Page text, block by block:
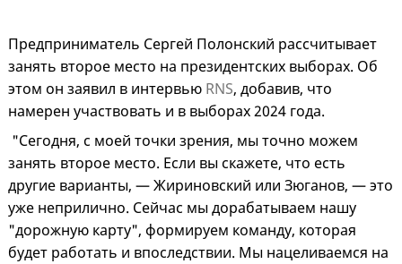
Предприниматель Сергей Полонский рассчитывает
занять второе место на президентских выборах. Об
этом он заявил в интервью RNS, добавив, что
намерен участвовать и в выборах 2024 года.
"Сегодня, с моей точки зрения, мы точно можем
занять второе место. Если вы скажете, что есть
другие варианты, — Жириновский или Зюганов, — это
уже неприлично. Сейчас мы дорабатываем нашу
"дорожную карту", формируем команду, которая
будет работать и впоследствии. Мы нацеливаемся на